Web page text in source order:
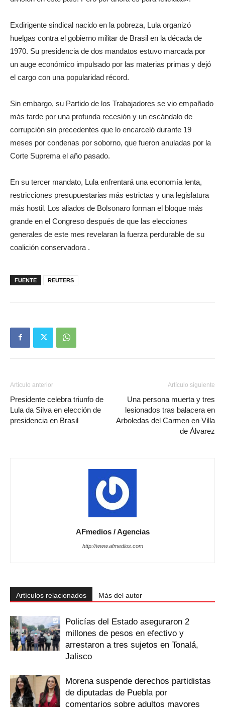
Exdirigente sindical nacido en la pobreza, Lula organizó
huelgas contra el gobierno militar de Brasil en la década de
1970. Su presidencia de dos mandatos estuvo marcada por
un auge económico impulsado por las materias primas y dejó
el cargo con una popularidad récord.
Sin embargo, su Partido de los Trabajadores se vio empañado
más tarde por una profunda recesión y un escándalo de
corrupción sin precedentes que lo encarceló durante 19
meses por condenas por soborno, que fueron anuladas por la
Corte Suprema el año pasado.
En su tercer mandato, Lula enfrentará una economía lenta,
restricciones presupuestarias más estrictas y una legislatura
más hostil. Los aliados de Bolsonaro forman el bloque más
grande en el Congreso después de que las elecciones
generales de este mes revelaran la fuerza perdurable de su
coalición conservadora .
FUENTE REUTERS
Artículo anterior
Presidente celebra triunfo de
Lula da Silva en elección de
presidencia en Brasil
Artículo siguiente
Una persona muerta y tres
lesionados tras balacera en
Arboledas del Carmen en Villa
de Álvarez
AFmedios / Agencias
http://www.afmedios.com
Artículos relacionados Más del autor
Policías del Estado aseguraron 2
millones de pesos en efectivo y
arrestaron a tres sujetos en Tonalá,
Jalisco
Morena suspende derechos partidistas
de diputadas de Puebla por
comentarios sobre adultos mayores